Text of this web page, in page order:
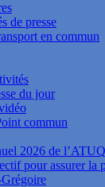
de presse
en commun
du jour
commun
2026 de
pour assurer la